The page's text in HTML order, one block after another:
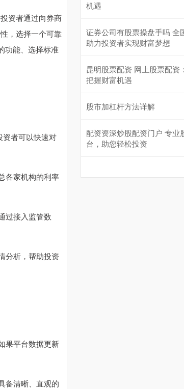
资者通过向券商
，选择一个可靠
功能、选择标准
资者可以快速对
各家机构的利率
过接入监管数
分析，帮助投资
果平台数据更新
备清晰、直观的
机遇
证券公司有股票操盘手吗 全
助力投资者实现财富梦想
昆明股票配资 网上股票配资
把握财富机遇
股市加杠杆方法详解
配资资深炒股配资门户 专业
台，助您轻松投资